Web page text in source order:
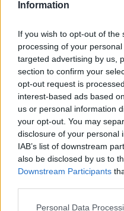
Information
If you wish to opt-out of
processing of your
targeted advertising by us,
section to confirm your
opt-out request is
interest-based ads based
us or personal information
your opt-out. You may
disclosure of your personal
IAB’s list of downstream
also be disclosed by us to
Downstream Participants
Please note that this
Personal Data
hogy valaha még
szívesen venne részt
honlapján most megjelent
hamarosan megtörténik,
elkezdték a közös
Az együttes tagjai
néhány szám erejéig már
frontember is visszatért,
munka. A zenekar
pontosan milyen tervei